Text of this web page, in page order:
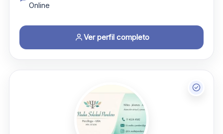
Online
Ver perfil completo